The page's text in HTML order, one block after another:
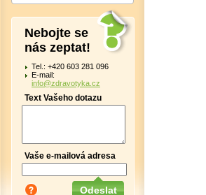
Nebojte se
nás zeptat!
Tel.: +420 603 281 096
E-mail:
info@zdravotyka.cz
Text Vašeho dotazu
Vaše e-mailová adresa